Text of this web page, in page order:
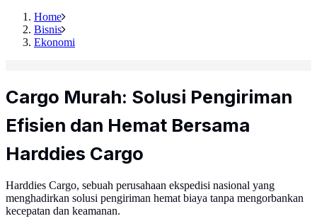
Home
Bisnis
Ekonomi
Cargo Murah: Solusi Pengiriman
Efisien dan Hemat Bersama
Harddies Cargo
Harddies Cargo, sebuah perusahaan ekspedisi nasional yang
menghadirkan solusi pengiriman hemat biaya tanpa mengorbankan
kecepatan dan keamanan.